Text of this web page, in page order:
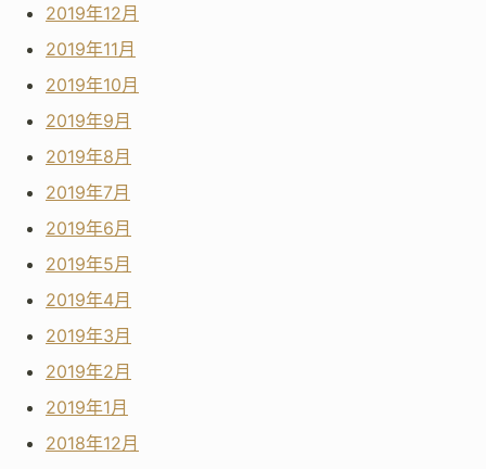
2019年12月
2019年11月
2019年10月
2019年9月
2019年8月
2019年7月
2019年6月
2019年5月
2019年4月
2019年3月
2019年2月
2019年1月
2018年12月